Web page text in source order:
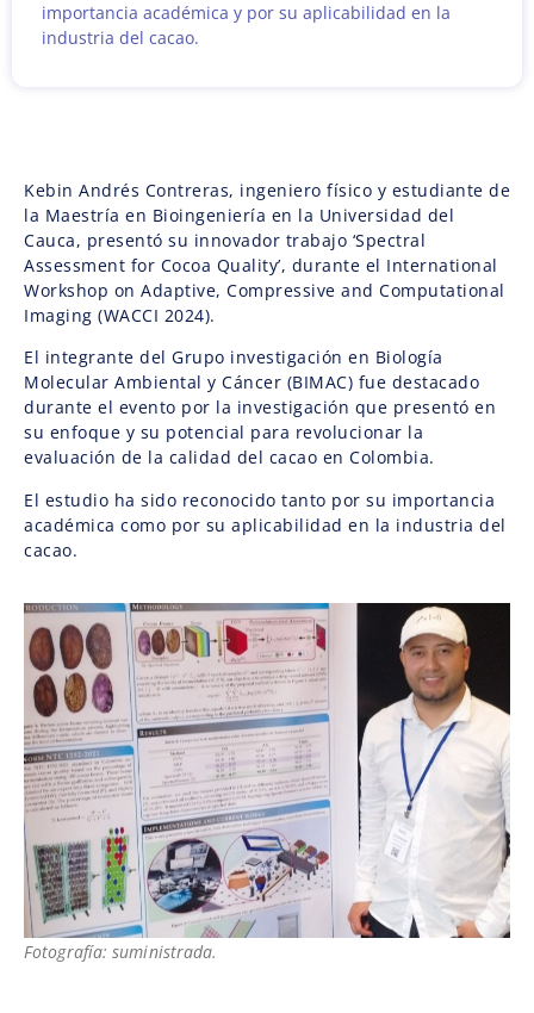
importancia académica y por su aplicabilidad en la
industria del cacao.
Kebin Andrés Contreras, ingeniero físico y estudiante de
la Maestría en Bioingeniería en la Universidad del
Cauca, presentó su innovador trabajo ‘Spectral
Assessment for Cocoa Quality’, durante el International
Workshop on Adaptive, Compressive and Computational
Imaging (WACCI 2024).
El integrante del Grupo investigación en Biología
Molecular Ambiental y Cáncer (BIMAC) fue destacado
durante el evento por la investigación que presentó en
su enfoque y su potencial para revolucionar la
evaluación de la calidad del cacao en Colombia.
El estudio ha sido reconocido tanto por su importancia
académica como por su aplicabilidad en la industria del
cacao.
Fotografía: suministrada.